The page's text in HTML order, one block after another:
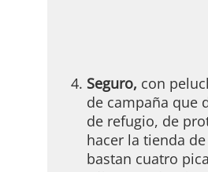
Seguro, con
de campaña que
de refugio, de
hacer la tienda
bastan cuatro